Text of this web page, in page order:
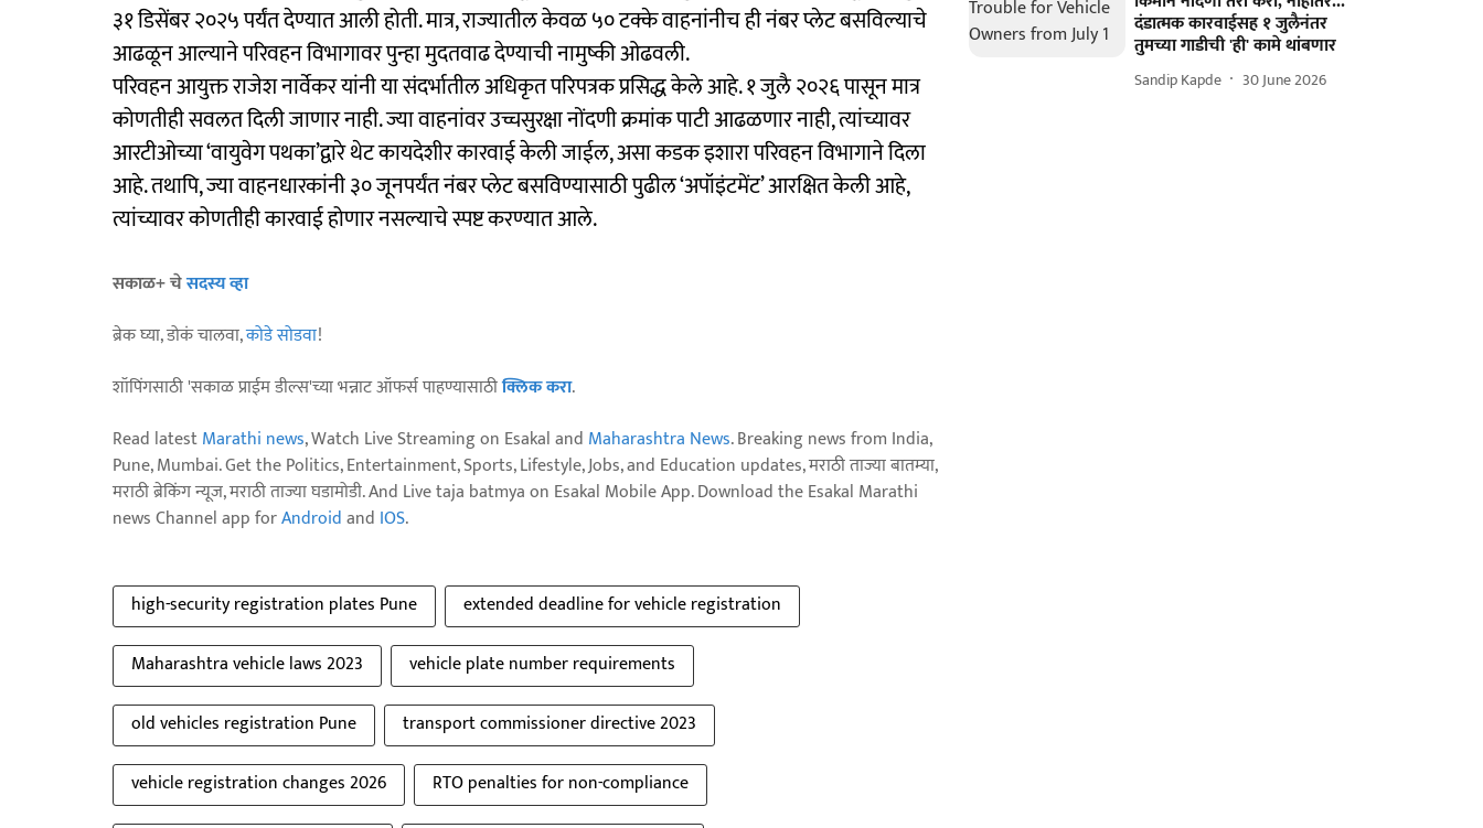
३१ डिसेंबर २०२५ पर्यंत देण्यात आली होती. मात्र, राज्यातील केवळ ५० टक्के वाहनांनीच ही नंबर प्लेट बसविल्याचे
आढळून आल्याने परिवहन विभागावर पुन्हा मुदतवाढ देण्याची नामुष्की ओढवली.
परिवहन आयुक्त राजेश नार्वेकर यांनी या संदर्भातील अधिकृत परिपत्रक प्रसिद्ध केले आहे. १ जुलै २०२६ पासून मात्र
कोणतीही सवलत दिली जाणार नाही. ज्या वाहनांवर उच्चसुरक्षा नोंदणी क्रमांक पाटी आढळणार नाही, त्यांच्यावर
आरटीओच्या ‘वायुवेग पथका’द्वारे थेट कायदेशीर कारवाई केली जाईल, असा कडक इशारा परिवहन विभागाने दिला
आहे. तथापि, ज्या वाहनधारकांनी ३० जूनपर्यंत नंबर प्लेट बसविण्यासाठी पुढील ‘अपॉइंटमेंट’ आरक्षित केली आहे,
त्यांच्यावर कोणतीही कारवाई होणार नसल्याचे स्पष्ट करण्यात आले.
सकाळ+ चेसदस्य व्हा
ब्रेक घ्या, डोकं चालवा,कोडे सोडवा!
शॉपिंगसाठी 'सकाळ प्राईम डील्स'च्या भन्नाट ऑफर्स पाहण्यासाठीक्लिक करा.
Read latestMarathi news, Watch Live Streaming on Esakal and Maharashtra News. Breaking news from India,
Pune, Mumbai. Get the Politics, Entertainment, Sports, Lifestyle, Jobs, and Education updates, मराठी ताज्या बातम्या,
मराठी ब्रेकिंग न्यूज, मराठी ताज्या घडामोडी. And Live taja batmya on Esakal Mobile App. Download the Esakal Marathi
news Channel app forAndroidand IOS.
high-security registration plates Pune
extended deadline for vehicle registration
Maharashtra vehicle laws 2023
vehicle plate number requirements
old vehicles registration Pune
transport commissioner directive 2023
vehicle registration changes 2026
RTO penalties for non-compliance
दंडात्मक कारवाईसह १ जुलैनंतर
तुमच्या गाडीची 'ही' कामे थांबणार
Sandip Kapde 30 June 2026